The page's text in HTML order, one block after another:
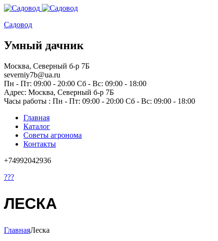
Садовод
Умный дачник
Москва, Северный б-р 7Б
severniy7b@ua.ru
Пн - Пт: 09:00 - 20:00 Сб - Вс: 09:00 - 18:00
Адрес: Москва, Северный б-р 7Б
Часы работы : Пн - Пт: 09:00 - 20:00 Сб - Вс: 09:00 - 18:00
Главная
Каталог
Советы агронома
Контакты
+74992042936
???
ЛЕСКА
ГлавнаяЛеска